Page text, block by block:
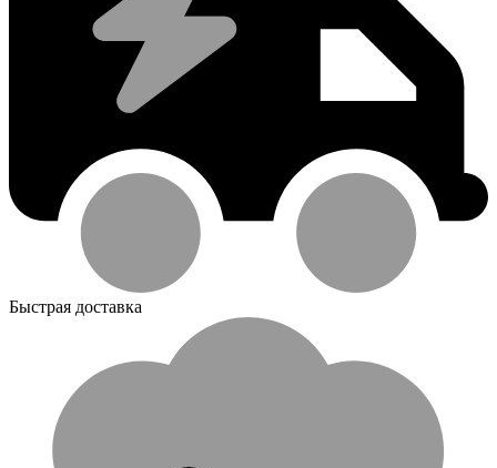
Быстрая доставка